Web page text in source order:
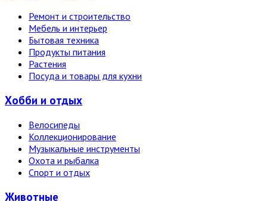
Ремонт и строительство
Мебель и интерьер
Бытовая техника
Продукты питания
Растения
Посуда и товары для кухни
Хобби и отдых
Велосипеды
Коллекционирование
Музыкальные инструменты
Охота и рыбалка
Спорт и отдых
Животные